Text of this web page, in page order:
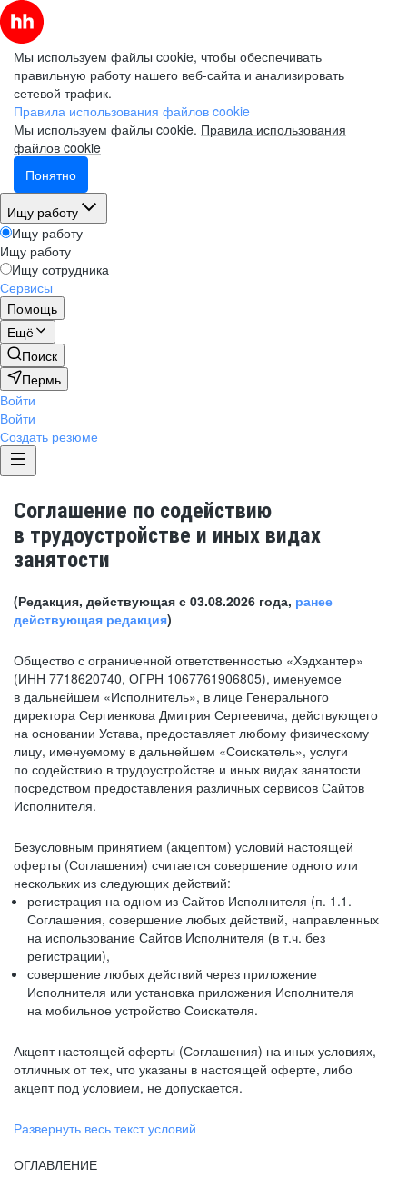
Мы используем файлы cookie, чтобы обеспечивать
правильную работу нашего веб-сайта и анализировать
сетевой трафик.
Правила использования файлов cookie
Мы используем файлы cookie. Правила использования
файлов cookie
Понятно
Ищу работу
Ищу работу
Ищу работу
Ищу сотрудника
Сервисы
Помощь
Ещё
Поиск
Пермь
Войти
Войти
Создать резюме
Соглашение по содействию
в трудоустройстве и иных видах
занятости
(Редакция, действующая с 03.08.2026 года, ранее
действующая редакция)
Общество с ограниченной ответственностью «Хэдхантер»
(ИНН 7718620740, ОГРН 1067761906805), именуемое
в дальнейшем «Исполнитель», в лице Генерального
директора Сергиенкова Дмитрия Сергеевича, действующего
на основании Устава, предоставляет любому физическому
лицу, именуемому в дальнейшем «Соискатель», услуги
по содействию в трудоустройстве и иных видах занятости
посредством предоставления различных сервисов Сайтов
Исполнителя.
Безусловным принятием (акцептом) условий настоящей
оферты (Соглашения) считается совершение одного или
нескольких из следующих действий:
регистрация на одном из Сайтов Исполнителя (п. 1.1.
Соглашения, совершение любых действий, направленных
на использование Сайтов Исполнителя (в т.ч. без
регистрации),
совершение любых действий через приложение
Исполнителя или установка приложения Исполнителя
на мобильное устройство Соискателя.
Акцепт настоящей оферты (Соглашения) на иных условиях,
отличных от тех, что указаны в настоящей оферте, либо
акцепт под условием, не допускается.
Развернуть весь текст условий
ОГЛАВЛЕНИЕ